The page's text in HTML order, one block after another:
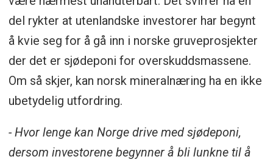
del rykter at utenlandske investorer har begynt
å kvie seg for å gå inn i norske gruveprosjekter
der det er sjødeponi for overskuddsmassene.
Om så skjer, kan norsk mineralnæring ha en ikke
ubetydelig utfordring.
- Hvor lenge kan Norge drive med sjødeponi,
dersom investorene begynner å bli lunkne til å